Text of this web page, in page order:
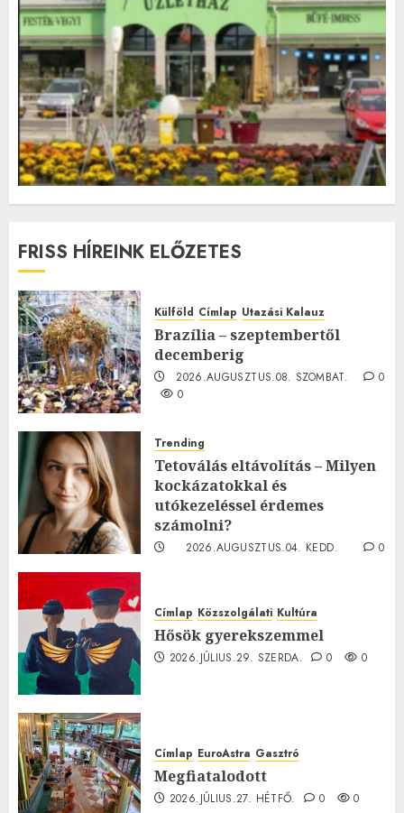
FRISS HÍREINK ELŐZETES
Külföld Címlap Utazási Kalauz
Brazília – szeptembertől
decemberig
2026.AUGUSZTUS.08. SZOMBAT.
0
0
Trending
Tetoválás eltávolítás – Milyen
kockázatokkal és
utókezeléssel érdemes
számolni?
2026.AUGUSZTUS.04. KEDD.
0
Címlap Közszolgálati Kultúra
Hősök gyerekszemmel
2026.JÚLIUS.29. SZERDA. 0 0
Címlap EuroAstra Gasztró
Megfiatalodott
2026.JÚLIUS.27. HÉTFŐ. 0 0